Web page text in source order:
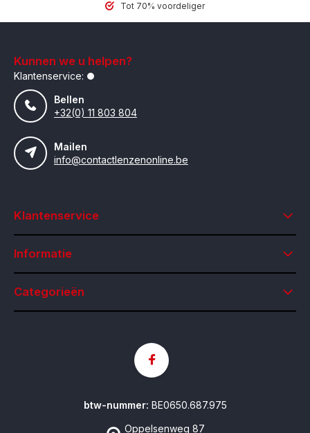
Tot 70% voordeliger
Kunnen we u helpen?
Klantenservice:
Bellen
+32(0) 11 803 804
Mailen
info@contactlenzenonline.be
Klantenservice
Informatie
Categorieën
Oppelsenweg 87
btw-nummer: BE0650.687.975